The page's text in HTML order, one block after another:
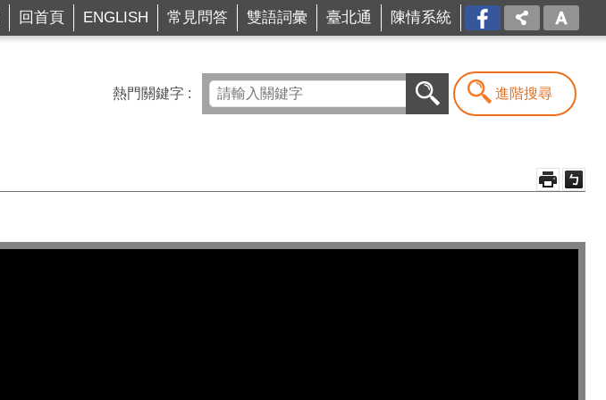
回首頁 ENGLISH 常見問答 雙語詞彙 臺北通 陳情系統 FB
熱門關鍵字 進階搜尋